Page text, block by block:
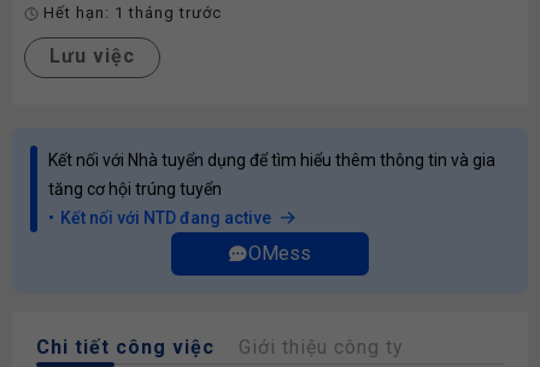
Hết hạn: 1 tháng trước
Lưu việc
Kết nối với Nhà tuyển dụng để tìm hiểu thêm thông tin và gia
tăng cơ hội trúng tuyển
Kết nối với NTD đang active
OMess
Chi tiết công việc Giới thiệu công ty